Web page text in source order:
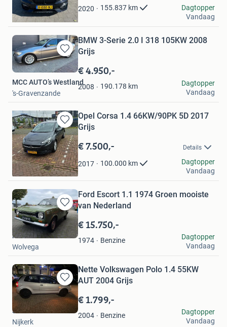
2020 155.837 km
Erdinc
Oosterhout
Dagtopper
Vandaag
Bewaren
in
Favorieten
BMW 3-Serie 2.0 I 318 105KW 2008
Grijs
€ 4.950,-
2008 190.178 km
MCC AUTO’s Westland
's-Gravenzande
Dagtopper
Vandaag
Bewaren
in
Mijn
Favorieten
Opel Corsa 1.4 66KW/90PK 5D 2017
Grijs
€ 7.500,- Details
2017 100.000 km
kzon
Uitgeest
Dagtopper
Vandaag
Bewaren
in
Mijn
Favorieten
Ford Escort 1.1 1974 Groen mooiste
van Nederland
€ 15.750,-
1974 Benzine
hv
Wolvega
Dagtopper
Vandaag
Bewaren
in
Mijn
Favorieten
Nette Volkswagen Polo 1.4 55KW
AUT 2004 Grijs
€ 1.799,-
2004 Benzine
Shamel Al Ali
Nijkerk
Dagtopper
Vandaag